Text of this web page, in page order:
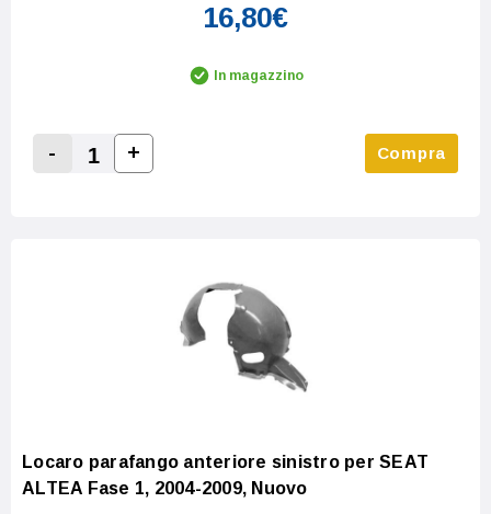
16,80€
In magazzino
Decrease Quantity:
-
Increase Quantity:
+ Compra
Locaro parafango anteriore sinistro per SEAT
ALTEA Fase 1, 2004-2009, Nuovo